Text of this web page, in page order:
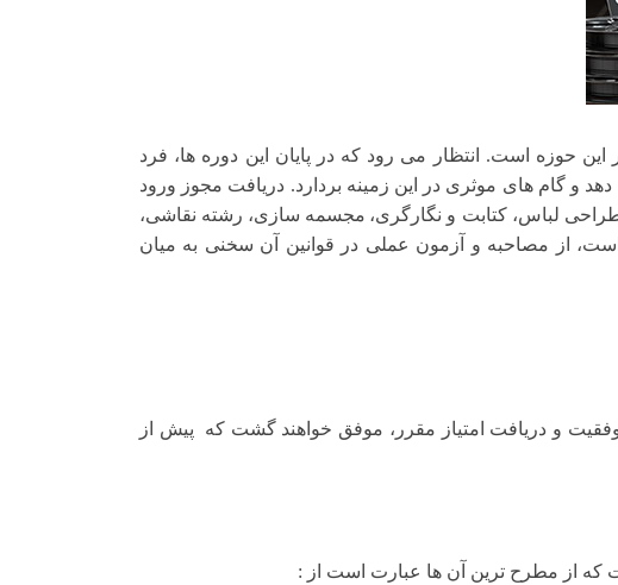
حوزه است. انتظار می رود که در پایان این دوره ها، فرد
و گام های موثری در این زمینه بردارد. دریافت مجوز ورود
لباس، کتابت و نگارگری، مجسمه سازی، رشته نقاشی،
از مصاحبه و آزمون عملی در قوانین آن سخنی به میان
و دریافت امتیاز مقرر، موفق خواهند گشت که پیش از
که از مطرح ترین آن ها عبارت است از :